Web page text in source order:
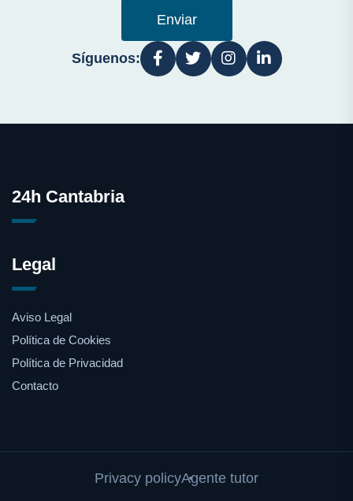
Enviar
Síguenos:
24h Cantabria
Legal
Aviso Legal
Política de Cookies
Política de Privacidad
Contacto
Privacy policyAgente tutor